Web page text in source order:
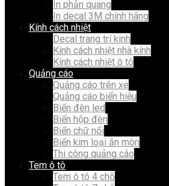
In phản quang
In decal 3M chính hãng
Kính cách nhiệt
Decal trang trí kinh
Kính cách nhiệt nhà kính
Kính cách nhiệt ô tô
Quảng cáo
Quảng cáo trên xe
Quảng cáo biển hiệu
Biển đèn led
Biển hộp đèn
Biển chữ nổi
Biển kim loại ăn mòn
Thi công quảng cáo
Tem ô tô
Tem ô tô 4 chỗ